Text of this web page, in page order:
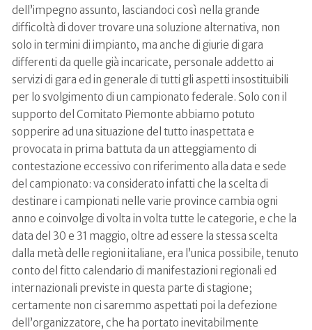
dell’impegno assunto, lasciandoci così nella grande
difficoltà di dover trovare una soluzione alternativa, non
solo in termini di impianto, ma anche di giurie di gara
differenti da quelle già incaricate, personale addetto ai
servizi di gara ed in generale di tutti gli aspetti insostituibili
per lo svolgimento di un campionato federale. Solo con il
supporto del Comitato Piemonte abbiamo potuto
sopperire ad una situazione del tutto inaspettata e
provocata in prima battuta da un atteggiamento di
contestazione eccessivo con riferimento alla data e sede
del campionato: va considerato infatti che la scelta di
destinare i campionati nelle varie province cambia ogni
anno e coinvolge di volta in volta tutte le categorie, e che la
data del 30 e 31 maggio, oltre ad essere la stessa scelta
dalla metà delle regioni italiane, era l’unica possibile, tenuto
conto del fitto calendario di manifestazioni regionali ed
internazionali previste in questa parte di stagione;
certamente non ci saremmo aspettati poi la defezione
dell’organizzatore, che ha portato inevitabilmente